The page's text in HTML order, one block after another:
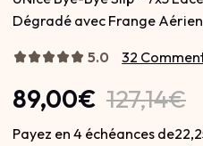
Dégradé avec Frange
5.0 32
89,00€ 127,14€
Payez en 4 échéances